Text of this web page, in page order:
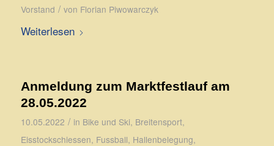
Vorstand / von Florian Piwowarczyk
Weiterlesen
Anmeldung zum Marktfestlauf am
28.05.2022
10.05.2022 / in Bike und Ski, Breitensport,
Eisstockschiessen, Fussball, Hallenbelegung,